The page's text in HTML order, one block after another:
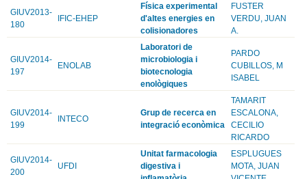
GIUV2013-
180
IFIC-EHEP
Física experimental
d'altes energies en
colisionadores
FUSTER
VERDU, JUAN
A.
GIUV2014-
197
ENOLAB
Laboratori de
microbiologia i
biotecnologia
enològiques
PARDO
CUBILLOS, M
ISABEL
GIUV2014-
199
INTECO
Grup de recerca en
integració econòmica
TAMARIT
ESCALONA,
CECILIO
RICARDO
GIUV2014-
200
UFDI
Unitat farmacologia
digestiva i
ESPLUGUES
MOTA, JUAN